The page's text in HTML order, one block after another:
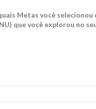
Metas você
que você explorou no